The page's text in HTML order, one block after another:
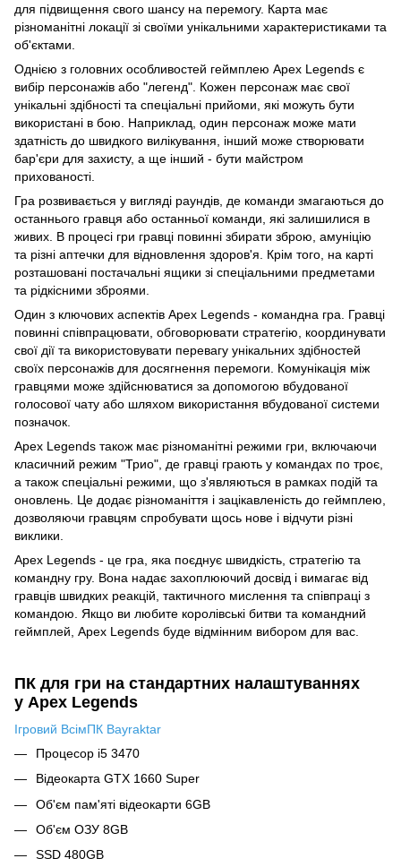
для підвищення свого шансу на перемогу. Карта має
різноманітні локації зі своїми унікальними характеристиками та
об'єктами.
Однією з головних особливостей геймплею Apex Legends є
вибір персонажів або "легенд". Кожен персонаж має свої
унікальні здібності та спеціальні прийоми, які можуть бути
використані в бою. Наприклад, один персонаж може мати
здатність до швидкого вилікування, інший може створювати
бар'єри для захисту, а ще інший - бути майстром
прихованості.
Гра розвивається у вигляді раундів, де команди змагаються до
останнього гравця або останньої команди, які залишилися в
живих. В процесі гри гравці повинні збирати зброю, амуніцію
та різні аптечки для відновлення здоров'я. Крім того, на карті
розташовані постачальні ящики зі спеціальними предметами
та рідкісними зброями.
Один з ключових аспектів Apex Legends - командна гра. Гравці
повинні співпрацювати, обговорювати стратегію, координувати
свої дії та використовувати перевагу унікальних здібностей
своїх персонажів для досягнення перемоги. Комунікація між
гравцями може здійснюватися за допомогою вбудованої
голосової чату або шляхом використання вбудованої системи
позначок.
Apex Legends також має різноманітні режими гри, включаючи
класичний режим "Трио", де гравці грають у командах по троє,
а також спеціальні режими, що з'являються в рамках подій та
оновлень. Це додає різноманіття і зацікавленість до геймплею,
дозволяючи гравцям спробувати щось нове і відчути різні
виклики.
Apex Legends - це гра, яка поєднує швидкість, стратегію та
командну гру. Вона надає захоплюючий досвід і вимагає від
гравців швидких реакцій, тактичного мислення та співпраці з
командою. Якщо ви любите королівські битви та командний
геймплей, Apex Legends буде відмінним вибором для вас.
ПК для гри на стандартних налаштуваннях
у Apex Legends
Ігровий ВсімПК Bayraktar
Процесор i5 3470
Відеокарта GTX 1660 Super
Об'єм пам'яті відеокарти 6GB
Об'єм ОЗУ 8GB
SSD 480GB